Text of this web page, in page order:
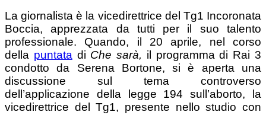
La giornalista è la vicedirettrice del Tg1 Incoronata
Boccia, apprezzata da tutti per il suo talento
professionale. Quando, il 20 aprile, nel corso
della puntata di Che sarà, il programma di Rai 3
condotto da Serena Bortone, si è aperta una
discussione sul tema controverso
dell’applicazione della legge 194 sull’aborto, la
vicedirettrice del Tg1, presente nello studio con